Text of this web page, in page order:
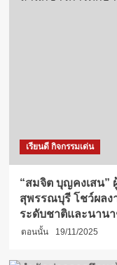
เรียนดี กิจกรรมเด่น
“สมจิต บุญคงเสน”
สุพรรณบุรี โชว์ผล
ระดับชาติและนาน
ตอนนั้น 19/11/2025